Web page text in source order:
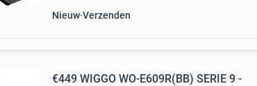
Nieuw Verzenden
€449 WIGGO WO-E609R(BB) SERIE 9 -